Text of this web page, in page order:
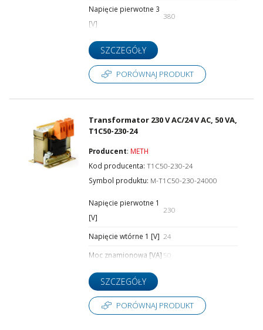
Napięcie pierwotne 3
[V]
380
SZCZEGÓŁY
PORÓWNAJ PRODUKT
Transformator 230 V AC/24 V AC, 50 VA,
T1C50-230-24
Producent: METH
Kod producenta:T1C50-230-24
Symbol produktu: M-T1C50-230-24000
Napięcie pierwotne 1
[V]
230
Napięcie wtórne 1 [V] 24
Moc znamionowa [VA] 50
SZCZEGÓŁY
PORÓWNAJ PRODUKT